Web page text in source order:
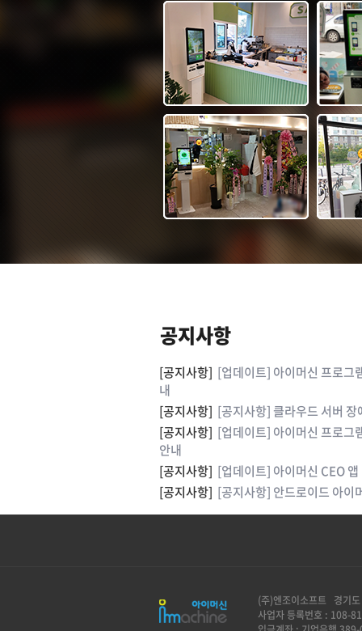
공지사항
[공지사항] [업데이트] 아이머신 프로그
내
[공지사항] [공지사항] 클라우드 서버
[공지사항] [업데이트] 아이머신 프로그
안내
[공지사항] [업데이트] 아이머신 CEO
[공지사항] [공지사항] 안드로이드 아이
(주)엔조이소프트 경기
사업자 등록번호 : 108-